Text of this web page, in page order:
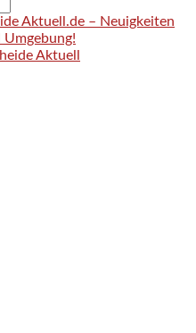
Aktuell.de – Neuigkeiten